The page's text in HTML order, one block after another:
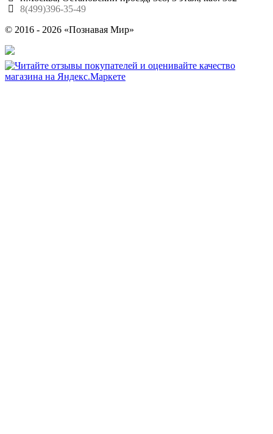
8(499)396-35-49
© 2016 - 2026 «Познавая Мир»